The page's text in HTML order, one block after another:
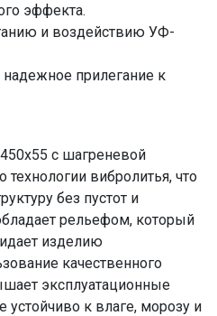
эффекта.
и воздействию УФ-
прилегание к
с шагреневой
технологии вибролитья, что
без пустот и
рельефом, который
изделию
качественного
эксплуатационные
устойчиво к влаге, морозу и